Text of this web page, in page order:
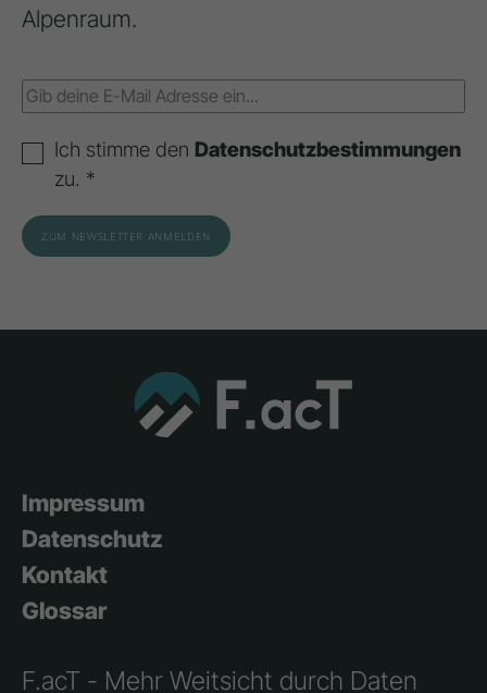
Alpenraum.
Ich stimme den Datenschutzbestimmungen
zu. *
Impressum
Datenschutz
Kontakt
Glossar
F.acT - Mehr Weitsicht durch Daten